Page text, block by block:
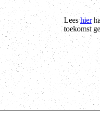
Leeshier
toekomst